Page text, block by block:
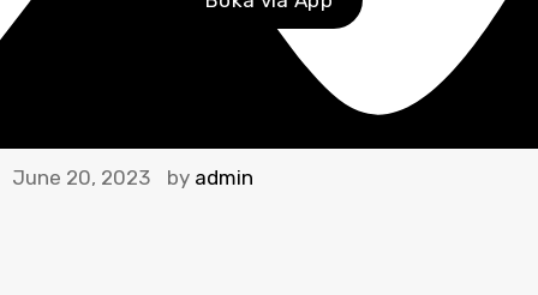
June 20, 2023 by admin